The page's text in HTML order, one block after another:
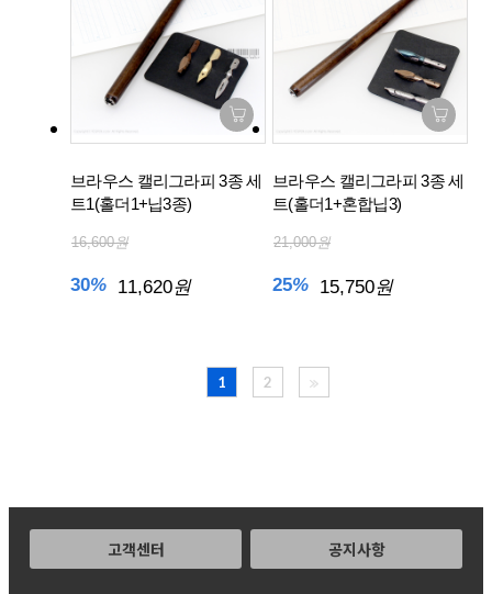
브라우스 캘리그라피 3종 세
트1(홀더1+닙3종)
16,600원
30% 11,620원
브라우스 캘리그라피 3종 세
트(홀더1+혼합닙3)
21,000원
25% 15,750원
1 2
고객센터 공지사항